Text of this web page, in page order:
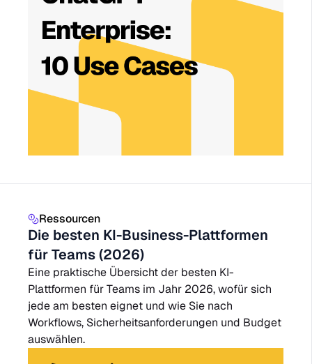
Ressourcen
Die besten KI-Business-Plattformen
für Teams (2026)
Eine praktische Übersicht der besten KI-
Plattformen für Teams im Jahr 2026, wofür sich
jede am besten eignet und wie Sie nach
Workflows, Sicherheitsanforderungen und Budget
auswählen.